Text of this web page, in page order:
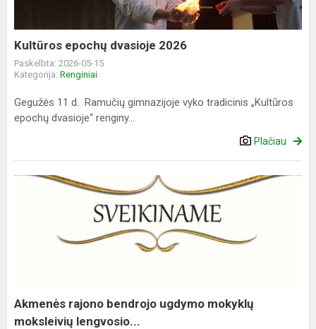
Kultūros epochų dvasioje 2026
Paskelbta: 2026-05-15
Kategorija: Renginiai
Gegužės 11 d. Ramučių gimnazijoje vyko tradicinis „Kultūros
epochų dvasioje“ renginy...
Plačiau
Akmenės
Akmenės rajono bendrojo ugdymo mokyklų
moksleivių lengvosio...